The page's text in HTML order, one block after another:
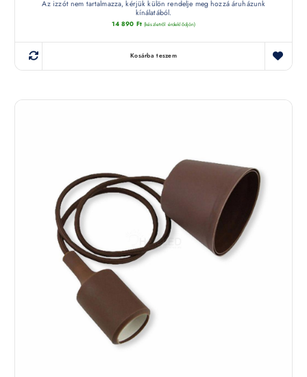
Az izzót nem tartalmazza, kérjük külön rendelje meg hozzá áruházunk
kínálatából.
14 890 Ft (készletről érdeklődjön)
Kosárba teszem